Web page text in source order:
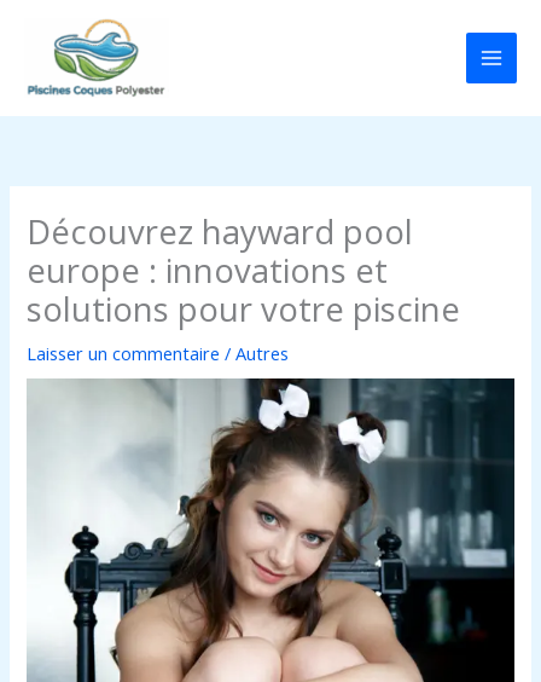
contenu
Découvrez hayward pool
europe : innovations et
solutions pour votre piscine
Laisser un commentaire /Autres